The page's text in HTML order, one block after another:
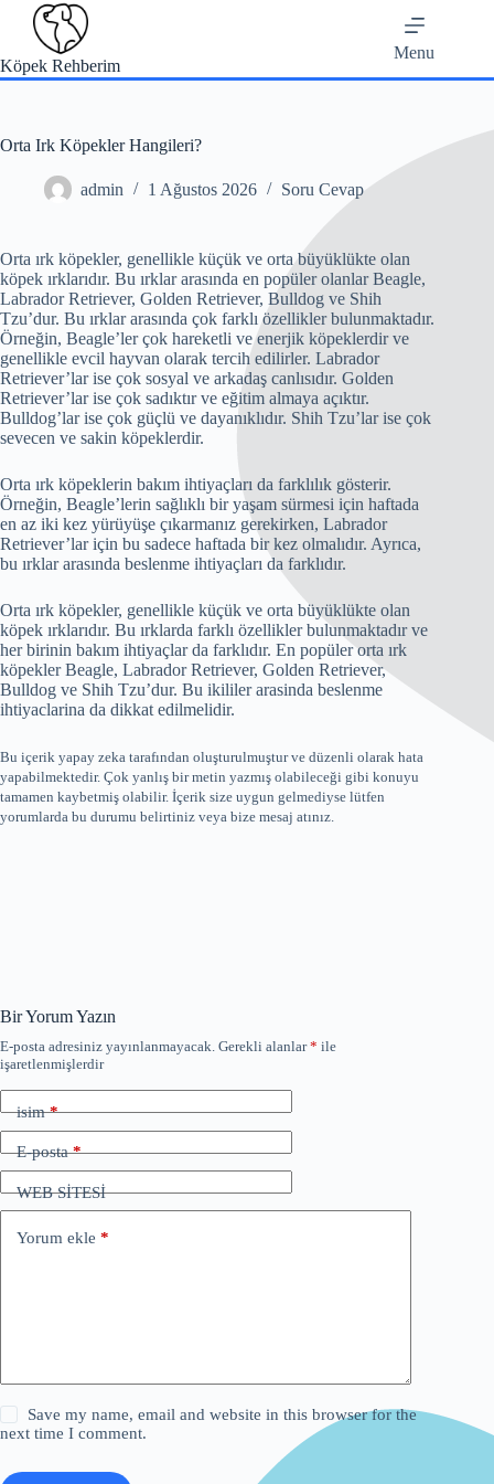
content
Köpek Rehberim
Menu
Orta Irk Köpekler Hangileri?
admin 1 Ağustos 2026 Soru Cevap
Orta ırk köpekler, genellikle küçük ve orta büyüklükte olan
köpek ırklarıdır. Bu ırklar arasında en popüler olanlar Beagle,
Labrador Retriever, Golden Retriever, Bulldog ve Shih
Tzu’dur. Bu ırklar arasında çok farklı özellikler bulunmaktadır.
Örneğin, Beagle’ler çok hareketli ve enerjik köpeklerdir ve
genellikle evcil hayvan olarak tercih edilirler. Labrador
Retriever’lar ise çok sosyal ve arkadaş canlısıdır. Golden
Retriever’lar ise çok sadıktır ve eğitim almaya açıktır.
Bulldog’lar ise çok güçlü ve dayanıklıdır. Shih Tzu’lar ise çok
sevecen ve sakin köpeklerdir.
Orta ırk köpeklerin bakım ihtiyaçları da farklılık gösterir.
Örneğin, Beagle’lerin sağlıklı bir yaşam sürmesi için haftada
en az iki kez yürüyüşe çıkarmanız gerekirken, Labrador
Retriever’lar için bu sadece haftada bir kez olmalıdır. Ayrıca,
bu ırklar arasında beslenme ihtiyaçları da farklıdır.
Orta ırk köpekler, genellikle küçük ve orta büyüklükte olan
köpek ırklarıdır. Bu ırklarda farklı özellikler bulunmaktadır ve
her birinin bakım ihtiyaçlar da farklıdır. En popüler orta ırk
köpekler Beagle, Labrador Retriever, Golden Retriever,
Bulldog ve Shih Tzu’dur. Bu ikililer arasinda beslenme
ihtiyaclarina da dikkat edilmelidir.
Bu içerik yapay zeka tarafından oluşturulmuştur ve düzenli olarak hata
yapabilmektedir. Çok yanlış bir metin yazmış olabileceği gibi konuyu
tamamen kaybetmiş olabilir. İçerik size uygun gelmediyse lütfen
yorumlarda bu durumu belirtiniz veya bize mesaj atınız.
Bir Yorum Yazın
E-posta adresiniz yayınlanmayacak. Gerekli alanlar* ile
işaretlenmişlerdir
isim*
E-posta*
WEB SİTESİ
Yorum ekle *
Save my name, email and website in this browser for the
next time I comment.